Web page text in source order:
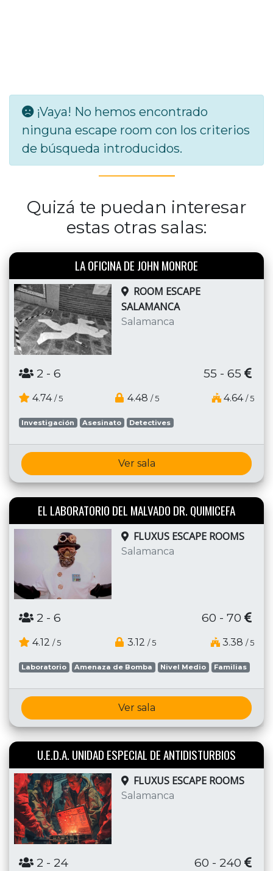
¡Vaya! No hemos encontrado
ninguna escape room con los criterios
de búsqueda introducidos.
Quizá te puedan interesar
estas otras salas:
LA OFICINA DE JOHN MONROE
ROOM ESCAPE
SALAMANCA
Salamanca
2 - 6 55 - 65
4.74 / 5 4.48 / 5 4.64 / 5
Investigación Asesinato Detectives
Ver sala
EL LABORATORIO DEL MALVADO DR. QUIMICEFA
FLUXUS ESCAPE ROOMS
Salamanca
2 - 6 60 - 70
4.12 / 5 3.12 / 5 3.38 / 5
Laboratorio Amenaza de Bomba Nivel Medio Familias
Ver sala
U.E.D.A. UNIDAD ESPECIAL DE ANTIDISTURBIOS
FLUXUS ESCAPE ROOMS
Salamanca
2 - 24 60 - 240